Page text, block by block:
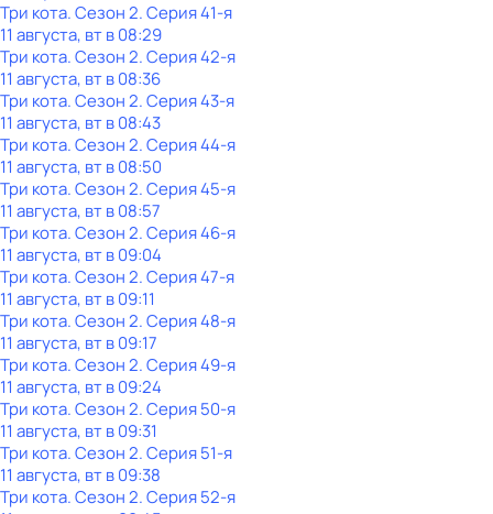
Три кота. Сезон 2. Серия 41-я
11 августа, вт в 08:29
Три кота. Сезон 2. Серия 42-я
11 августа, вт в 08:36
Три кота. Сезон 2. Серия 43-я
11 августа, вт в 08:43
Три кота. Сезон 2. Серия 44-я
11 августа, вт в 08:50
Три кота. Сезон 2. Серия 45-я
11 августа, вт в 08:57
Три кота. Сезон 2. Серия 46-я
11 августа, вт в 09:04
Три кота. Сезон 2. Серия 47-я
11 августа, вт в 09:11
Три кота. Сезон 2. Серия 48-я
11 августа, вт в 09:17
Три кота. Сезон 2. Серия 49-я
11 августа, вт в 09:24
Три кота. Сезон 2. Серия 50-я
11 августа, вт в 09:31
Три кота. Сезон 2. Серия 51-я
11 августа, вт в 09:38
Три кота. Сезон 2. Серия 52-я